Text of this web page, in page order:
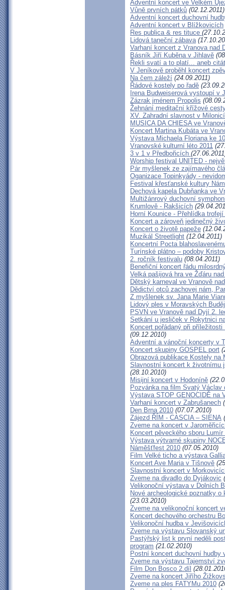
Adventní koncert ve Velkém
Vůně prvních pátků (02.12.2011)
Adventní koncert duchovní
Adventní koncert v Blížkovicích
Res publica & res tituce
Lidová taneční zábava
Varhaní koncert z Vranova nad
Básník Jiří Kuběna v Jihlavě
Řekli svatí a to platí... aneb
V Jeníkově proběhl koncert
Na čem záleží (24.09.2011)
Řádové kostely po řadě
Irena Budweiserová vystoupí v
Zázrak jménem Propolis
Žehnání meditační křížové
XV. Zahradní slavnost v
MUSICA DA CHIESA ve
Koncert Martina Kubáta ve
Výstava Michaela Floriana ke
Vranovské kulturní léto 2011
3 v 1 v Předbořicích
Worship festival UNITED -
Pár myšlenek ze zajímavého
Oganizace Topinkyády -
Festival křesťanské kultury
Dechová kapela Dubňanka ve
Multižánrový duchovní
Krumlově - Rakšicích
Horní Kounice - Přehlídka
Koncert a zároveň jedinečný
Koncert o životě papeže
Muzikál Streetlight (12.04.2011)
Koncertní Pocta
Turínské plátno – podoby
2. ročník festivalu (08.04.2011)
Benefiční koncert řádu
Velká pašijová hra ve Žďáru
Dětský karneval ve Vranově
Dědictví otců zachovej nám,
Z myšlenek sv. Jana Marie
Lidový ples v Moravských
PSVN ve Vranově nad Dyjí 2.
Setkání u jesliček v Rokytnici
Koncert pořádaný při
(09.12.2010)
Adventní a vánoční koncerty v
Koncert skupiny GOSPEL port
Obrazová publikace Kostely na
Slavnostní koncert k životnímu
(28.10.2010)
Misijní koncert v Hodoníně
Pozvánka na film Svatý Václav
Výstava STOP GENOCIDĚ na
Varhaní koncert v Zabrušanech
Den Brna 2010 (07.07.2010)
Zájezd ŘÍM - CASCIA – SIENA
Zveme na koncert v
Koncert pěveckého sboru Lumír
Výstava výtvarné skupiny
Náměšťfest 2010 (07.05.2010)
Film Velké ticho a výstava
Koncert Ave Maria v Tišnově
Slavnostní koncert v
Zveme na divadlo do Dyjákovic
Velikonoční výstava v Dolních
Nové archeologické poznatky
(23.03.2010)
Zveme na velikonoční koncert
Koncert dechového orchestru
Velikonoční hudba v
Zveme na výstavu Slovanský
Pastýřský list k první neděli
program (21.02.2010)
Postní koncert duchovní hudby
Zveme na výstavu Tajemství
Film Don Bosco 2.díl
Zveme na koncert Jiřího
Zveme na ples FATYMu 2010